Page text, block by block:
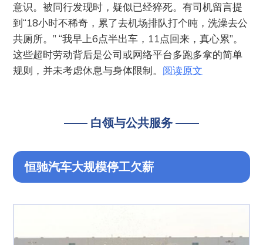
意识。被同行发现时，疑似已经猝死。有司机留言提
到“18小时不稀奇，累了去机场排队打个盹，洗澡去公
共厕所。” “我早上6点半出车，11点回来，真心累”。
这些超时劳动背后是公司或网络平台多跑多拿的简单
规则，并未考虑休息与身体限制。 阅读原文
—— 白领与公共服务 ——
恒驰汽车大规模停工欠薪